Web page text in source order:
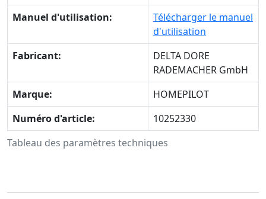
Tableau des paramètres techniques
Manuel d'utilisation:
Télécharger le manuel
d'utilisation
Fabricant:
DELTA DORE
RADEMACHER GmbH
Marque:
HOMEPILOT
Numéro d'article:
10252330